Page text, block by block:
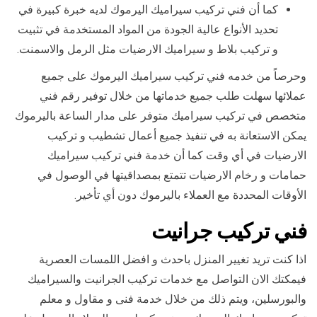
كما أن فني تركيب سيراميك اليرموك لديه خبرة كبيرة في
تحديد الأنواع عالية الجودة من المواد المستخدمة في تثبيت
و تركيب بلاط و سيراميك الارضيات مثل الرمل والاسمنت.
وحرصاً من خدمه فني تركيب سيراميك اليرموك على جميع
عملائها سهلت طلب جميع خدماتها من خلال توفير رقم فني
متخصص في تركيب سيراميك متوفر على مدار الساعة باليرموك
يمكن الاستعانة به في تنفيذ جميع أعمال تشطيب و تركيب
الارضيات في أي وقت كما أن خدمة فني تركيب سيراميك
حمامات و رخام الارضيات تتمتع بمصداقيتها في الوصول في
الأوقات المحددة مع العملاء باليرموك دون أي تأخير.
فني تركيب جرانيت
اذا كنت تريد تغيير المنزل باحدث و افضل اللمسات العصرية
فيمكتك الان التواصل مع خدمات تركيب الجرانيت والسيراميك
والبورسلين، ويتم ذلك من خلال خدمة فنى و مقاول و معلم